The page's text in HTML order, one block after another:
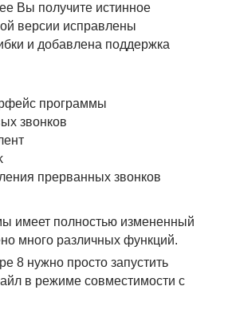
Вы получите истинное
версии исправлены
и добавлена поддержка
программы
звонков
прерванных звонков
имеет полностью измененный
много различных функций.
8 нужно просто запустить
в режиме совместимости с